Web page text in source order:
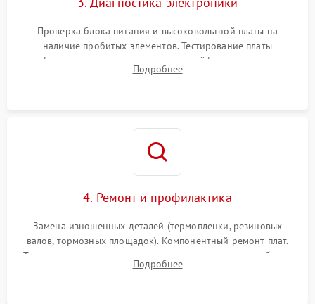
Проверка блока питания и высоковольтной платы на
наличие пробитых элементов. Тестирование платы
форматирования, целостности шлейфов, контактов
картриджа и оптопар (датчиков прохождения и наличия
Подробнее
4. Ремонт и профилактика
Замена изношенных деталей (термопленки, резиновых
валов, тормозных площадок). Компонентный ремонт плат.
Тщательная очистка тракта печати, контактов и линз блока
лазера (LSU) от просыпанного тонера и пыли.
Подробнее